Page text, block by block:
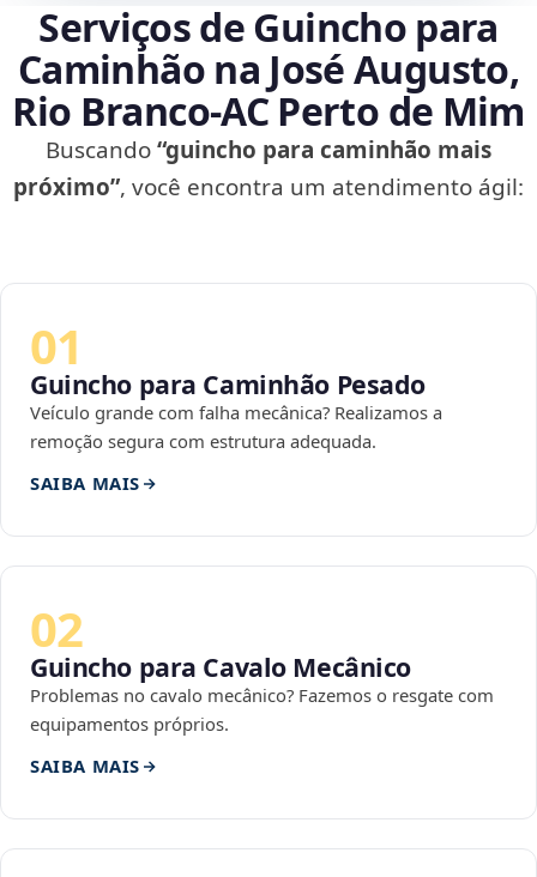
Serviços de Guincho para
Caminhão na José Augusto,
Rio Branco‑AC Perto de Mim
Buscando“guincho para caminhão mais
próximo”, você encontra um atendimento ágil:
01
Guincho para Caminhão Pesado
Veículo grande com falha mecânica? Realizamos a
remoção segura com estrutura adequada.
SAIBA MAIS
02
Guincho para Cavalo Mecânico
Problemas no cavalo mecânico? Fazemos o resgate com
equipamentos próprios.
SAIBA MAIS